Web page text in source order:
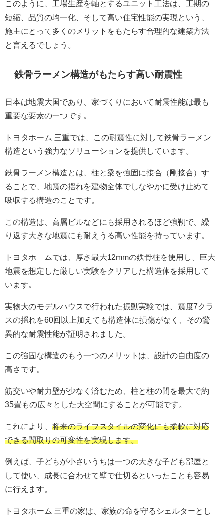
このように、工場生産を軸とするユニット工法は、工期の
短縮、品質の均一化、そして高い住宅性能の実現という、
施主にとって多くのメリットをもたらす合理的な建築方法
と言えるでしょう。
鉄骨ラーメン構造がもたらす高い耐震性
日本は地震大国であり、家づくりにおいて耐震性能は最も
重要な要素の一つです。
トヨタホーム 三重では、この耐震性に対して鉄骨ラーメン
構造という強力なソリューションを提供しています。
鉄骨ラーメン構造とは、柱と梁を強固に接合（剛接合）す
ることで、地震の揺れを建物全体でしなやかに受け止めて
吸収する構造のことです。
この構造は、高層ビルなどにも採用されるほど強靭で、繰
り返す大きな地震にも耐えうる高い性能を持っています。
トヨタホームでは、厚さ最大12mmの鉄骨柱を使用し、巨大
地震を想定した厳しい実験をクリアした構造体を採用して
います。
実物大のモデルハウスで行われた振動実験では、震度7クラ
スの揺れを60回以上加えても構造体に損傷がなく、その驚
異的な耐震性能が証明されました。
この強固な構造のもう一つのメリットは、設計の自由度の
高さです。
筋交いや耐力壁が少なく済むため、柱と柱の間を最大で約
35畳もの広々とした大空間にすることが可能です。
これにより、 将来のライフスタイルの変化にも柔軟に対応
できる間取りの可変性を実現します。
例えば、子どもが小さいうちは一つの大きな子ども部屋と
して使い、成長に合わせて壁で仕切るといったことも容易
に行えます。
トヨタホーム 三重の家は、家族の命を守るシェルターとし